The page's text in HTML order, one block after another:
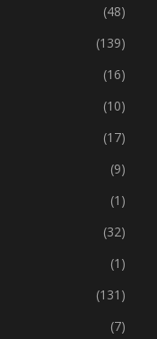
(48)
(139)
(16)
(10)
(17)
(9)
(1)
(32)
(1)
(131)
(7)